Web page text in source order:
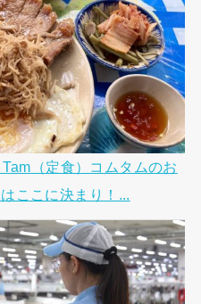
（定食）コムタムのお
ここに決まり！...